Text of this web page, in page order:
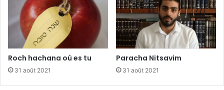
Roch hachana où es tu
31 août 2021
Paracha Nitsavim
31 août 2021